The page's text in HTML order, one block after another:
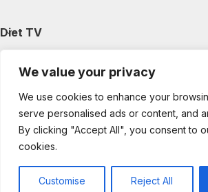
We value your privacy
We use cookies to enhance your
serve personalised ads or content, and
By clicking "Accept All", you consent to
cookies.
Customise Reject All
Diet TV
Κατηγορίες Άρθρων
Ακολουθήστε μας
Copyright © 2025 DietTV. All Rights
development by web-
0